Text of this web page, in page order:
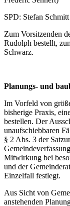
SPD: Stefan
Zum Vorsitzenden
Rudolph bestellt,
Schwarz.
Planungs- und
Im Vorfeld von
bisherige Praxis,
bestellen. Der
unaufschiebbaren
§ 2 Abs. 3 der
Mitwirkung bei
und der
Einzelfall festlegt.
Aus Sicht von
anstehenden